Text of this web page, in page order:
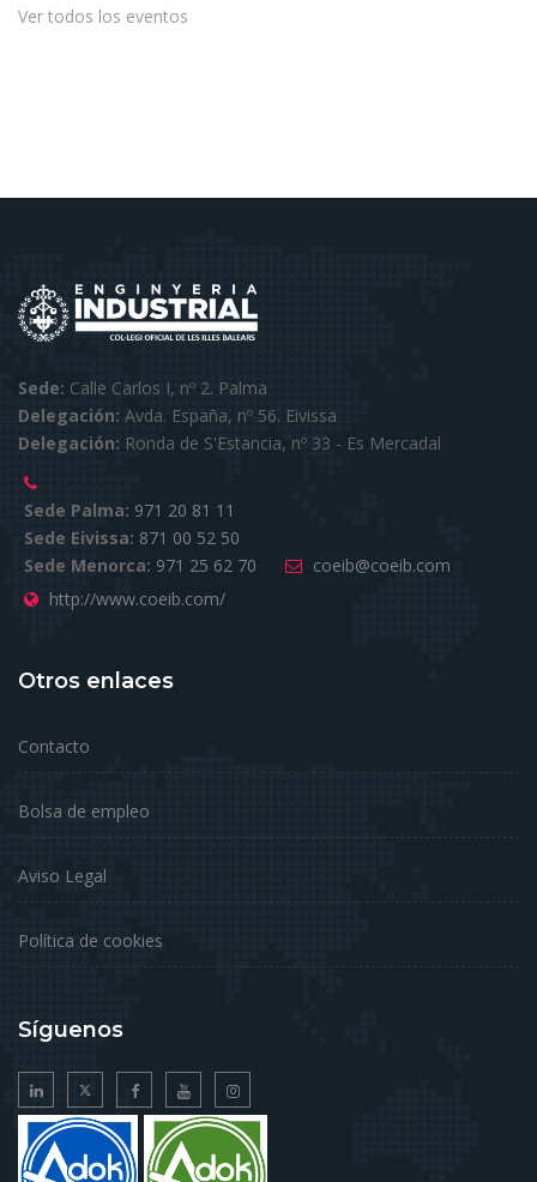
Ver todos los eventos
Sede: Calle Carlos I, nº 2. Palma
Delegación: Avda. España, nº 56. Eivissa
Delegación: Ronda de S'Estancia, nº 33 - Es Mercadal
Sede Palma: 971 20 81 11
Sede Eivissa: 871 00 52 50
Sede Menorca: 971 25 62 70
coeib@coeib.com
http://www.coeib.com/
Otros enlaces
Contacto
Bolsa de empleo
Aviso Legal
Política de cookies
Síguenos